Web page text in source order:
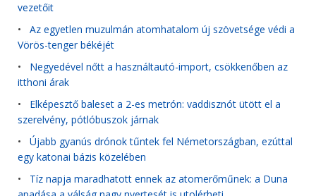
vezetőit
• Az egyetlen muzulmán atomhatalom új szövetsége védi a
Vörös-tenger békéjét
• Negyedével nőtt a használtautó-import, csökkenőben az
itthoni árak
• Elképesztő baleset a 2-es metrón: vaddisznót ütött el a
szerelvény, pótlóbuszok járnak
• Újabb gyanús drónok tűntek fel Németországban, ezúttal
egy katonai bázis közelében
• Tíz napja maradhatott ennek az atomerőműnek: a Duna